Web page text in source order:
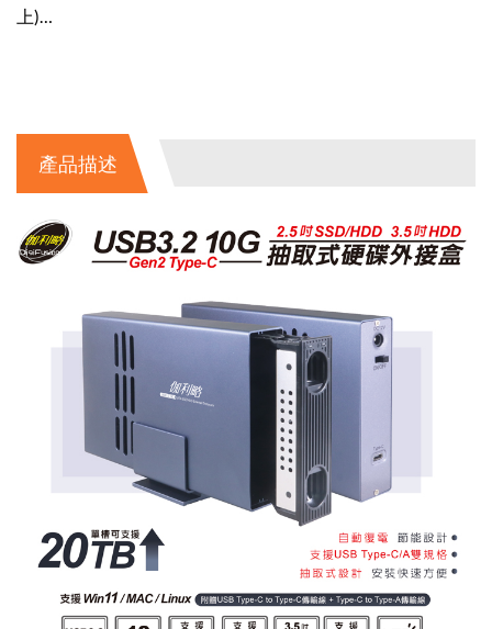
上)
產品描述